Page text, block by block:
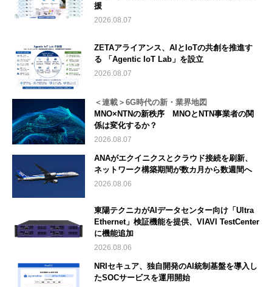
援
2026.08.07
ZETAアライアンス、AIとIoTの共創を推進す
る 「Agentic IoT Lab」を設立
2026.08.07
＜連載＞6G時代の新・業界地図
MNO×NTNの新秩序 MNOとNTN事業者の関
係は変化するか？
2026.08.07
ANAがエクイニクスとクラウド接続を刷新、
ネットワーク構築期間が数カ月から数週間へ
2026.08.06
東陽テクニカがAIデータセンター向け「Ultra
Ethernet」検証機能を提供、VIAVI TestCenter
に機能追加
2026.08.06
NRIセキュア、独自開発のAI統制基盤を導入し
たSOCサービスを運用開始